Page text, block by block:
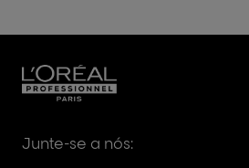
Junte-se a nós: